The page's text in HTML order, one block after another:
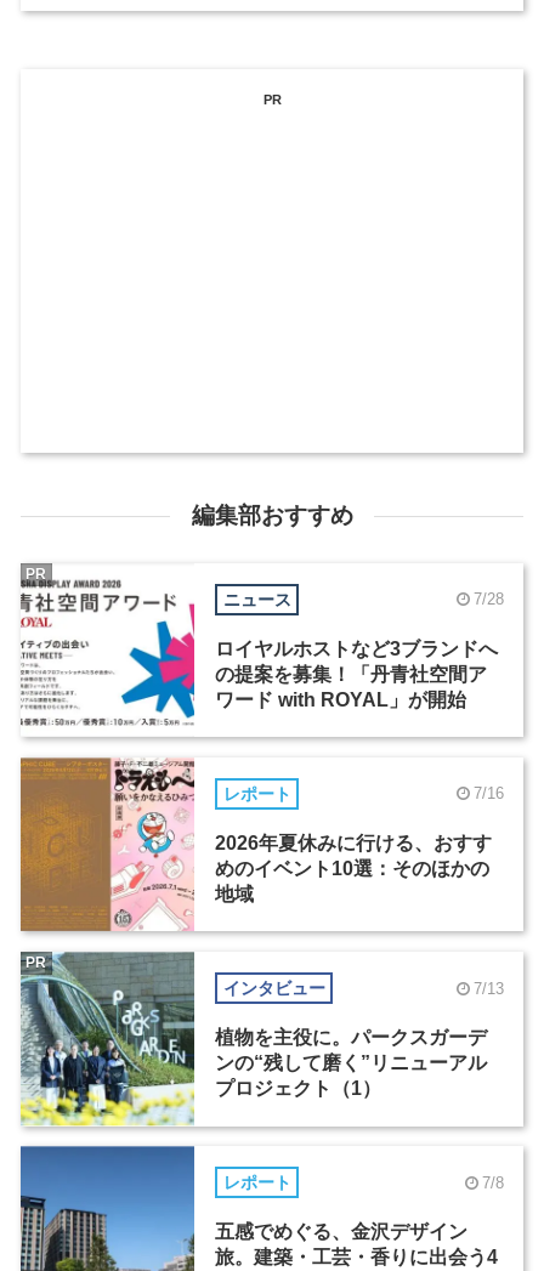
PR
編集部おすすめ
ニュース 7/28
ロイヤルホストなど3ブランドへ
の提案を募集！「丹青社空間ア
ワード with ROYAL」が開始
PR
レポート 7/16
2026年夏休みに行ける、おすす
めのイベント10選：そのほかの
地域
インタビュー 7/13
植物を主役に。パークスガーデ
ンの“残して磨く”リニューアル
プロジェクト（1）
PR
レポート 7/8
五感でめぐる、金沢デザイン
旅。建築・工芸・香りに出会う4